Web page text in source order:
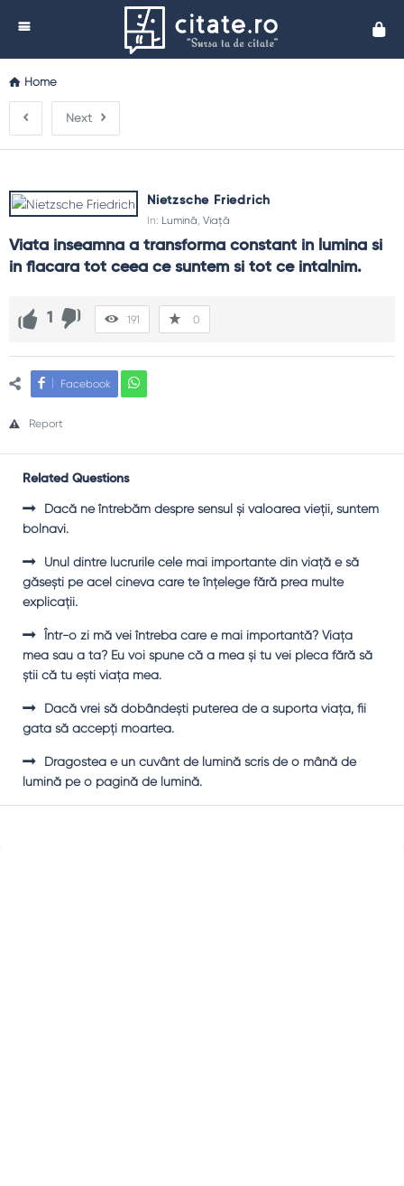
Home
Next
Nietzsche Friedrich
In: Lumină, Viață
Viata inseamna a transforma constant in lumina si
in flacara tot ceea ce suntem si tot ce intalnim.
1 191 0
Facebook
Report
Related Questions
Dacă ne întrebăm despre sensul şi valoarea vieţii, suntem
bolnavi.
Unul dintre lucrurile cele mai importante din viaţă e să
găseşti pe acel cineva care te înţelege fără prea multe
explicaţii.
Într-o zi mă vei întreba care e mai importantă? Viaţa
mea sau a ta? Eu voi spune că a mea şi tu vei pleca fără să
ştii că tu eşti viaţa mea.
Dacă vrei să dobândeşti puterea de a suporta viaţa, fii
gata să accepţi moartea.
Dragostea e un cuvânt de lumină scris de o mână de
lumină pe o pagină de lumină.